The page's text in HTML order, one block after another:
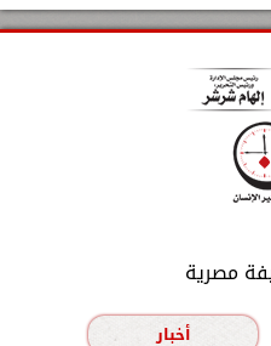
مصرية
أخبار